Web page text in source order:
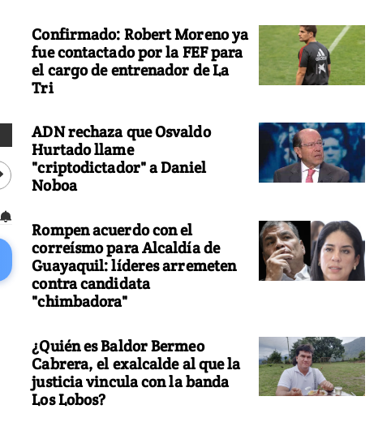
Snowden felicita a Laura Poitras por el Oscar a "Citizenfour"
Confirmado: Robert Moreno ya
fue contactado por la FEF para
el cargo de entrenador de La
Tri
ADN rechaza que Osvaldo
Hurtado llame
"criptodictador" a Daniel
Noboa
Rompen acuerdo con el
correísmo para Alcaldía de
Guayaquil: líderes arremeten
contra candidata
"chimbadora"
¿Quién es Baldor Bermeo
Cabrera, el exalcalde al que la
justicia vincula con la banda
Los Lobos?